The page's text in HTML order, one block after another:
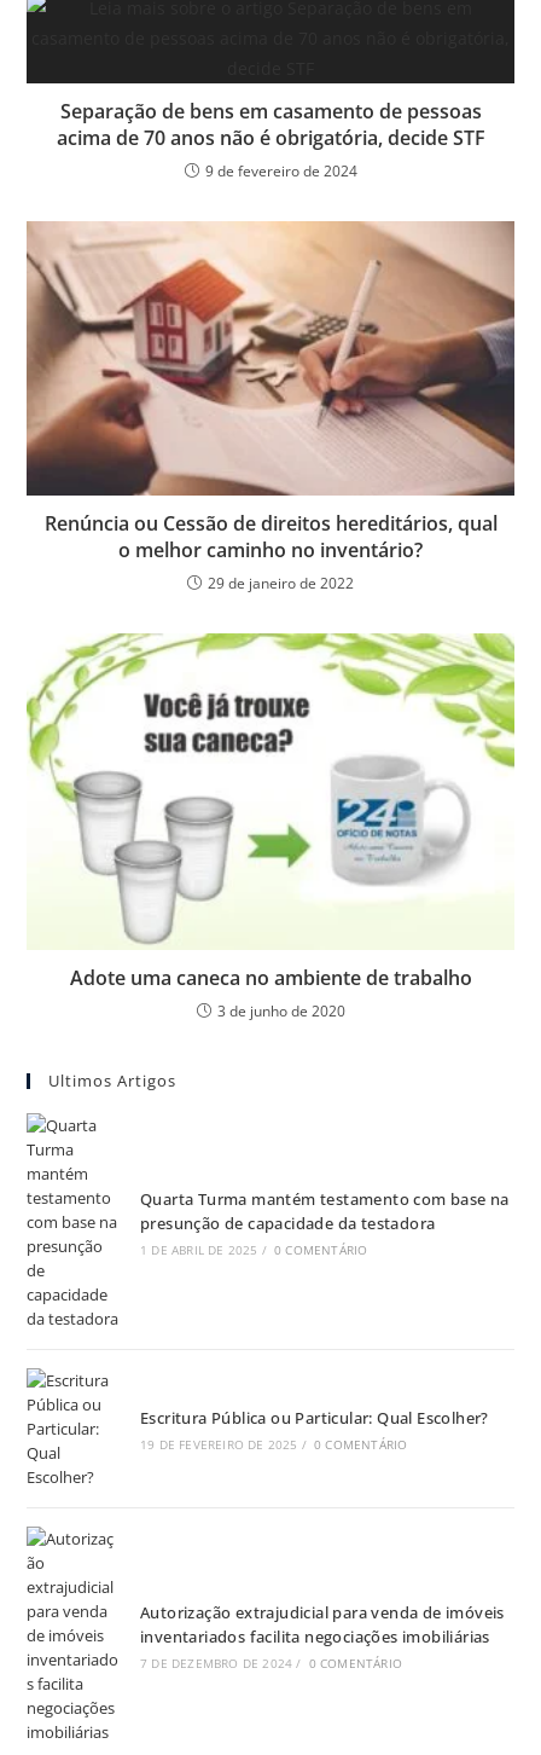
Separação de bens em casamento de pessoas
acima de 70 anos não é obrigatória, decide STF
9 de fevereiro de 2024
Renúncia ou Cessão de direitos hereditários, qual
o melhor caminho no inventário?
29 de janeiro de 2022
Adote uma caneca no ambiente de trabalho
3 de junho de 2020
Ultimos Artigos
Quarta Turma mantém testamento com base na
presunção de capacidade da testadora
1 DE ABRIL DE 2025 / 0 COMENTÁRIO
Escritura Pública ou Particular: Qual Escolher?
19 DE FEVEREIRO DE 2025 / 0 COMENTÁRIO
Autorização extrajudicial para venda de imóveis
inventariados facilita negociações imobiliárias
7 DE DEZEMBRO DE 2024 / 0 COMENTÁRIO